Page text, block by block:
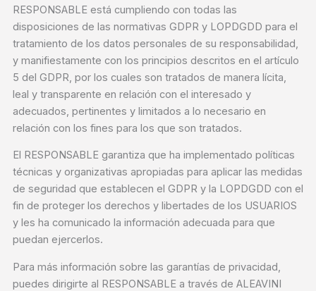
RESPONSABLE está cumpliendo con todas las
disposiciones de las normativas GDPR y LOPDGDD para el
tratamiento de los datos personales de su responsabilidad,
y manifiestamente con los principios descritos en el artículo
5 del GDPR, por los cuales son tratados de manera lícita,
leal y transparente en relación con el interesado y
adecuados, pertinentes y limitados a lo necesario en
relación con los fines para los que son tratados.
El RESPONSABLE garantiza que ha implementado políticas
técnicas y organizativas apropiadas para aplicar las medidas
de seguridad que establecen el GDPR y la LOPDGDD con el
fin de proteger los derechos y libertades de los USUARIOS
y les ha comunicado la información adecuada para que
puedan ejercerlos.
Para más información sobre las garantías de privacidad,
puedes dirigirte al RESPONSABLE a través de ALEAVINI